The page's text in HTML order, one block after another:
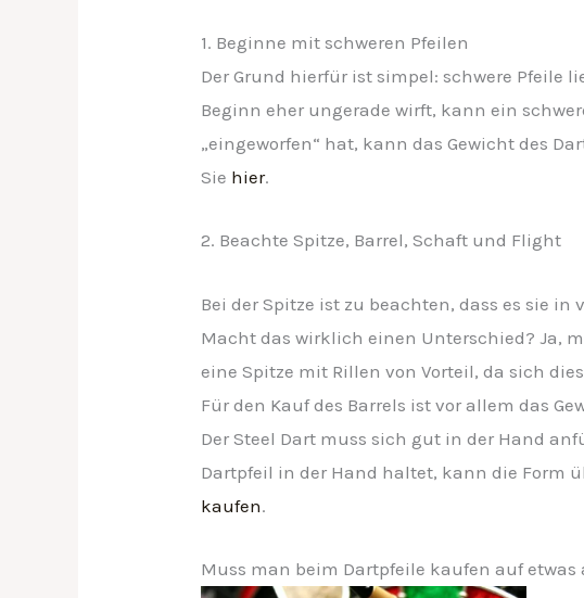
1. Beginne mit schweren Pfeilen
Der Grund hierfür ist simpel: schwere Pfeile
Beginn eher ungerade wirft, kann ein
„eingeworfen“ hat, kann das Gewicht des
Sie hier.
2. Beachte Spitze, Barrel, Schaft und Flight
Bei der Spitze ist zu beachten, dass es sie
Macht das wirklich einen Unterschied? Ja,
eine Spitze mit Rillen von Vorteil, da sich
Für den Kauf des Barrels ist vor allem das
Der Steel Dart muss sich gut in der Hand
Dartpfeil in der Hand haltet, kann die Form
kaufen.
Muss man beim Dartpfeile kaufen auf etwas